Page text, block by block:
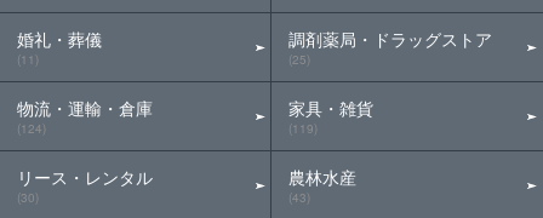
婚礼・葬儀
(11)
物流・運輸・倉庫
(124)
リース・レンタル
(30)
調剤薬局・ドラッグストア
(25)
家具・雑貨
(119)
農林水産
(43)